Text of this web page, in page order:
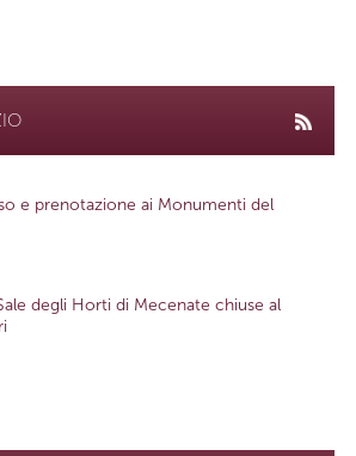
e prenotazione ai Monumenti del
degli Horti di Mecenate chiuse al